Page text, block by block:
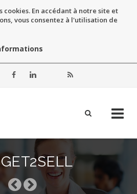
cookies. En accédant à notre site et
vous consentez à l'utilisation de